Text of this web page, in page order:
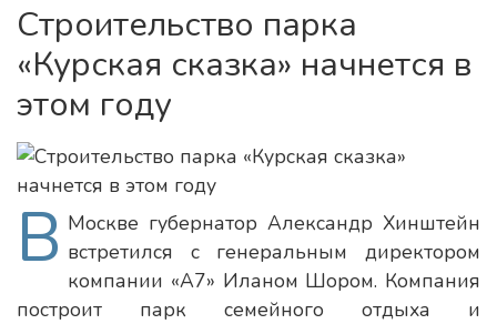
Строительство парка
«Курская сказка» начнется в
этом году
В Москве губернатор Александр Хинштейн
встретился с генеральным директором
компании «А7» Иланом Шором. Компания
построит парк семейного отдыха и